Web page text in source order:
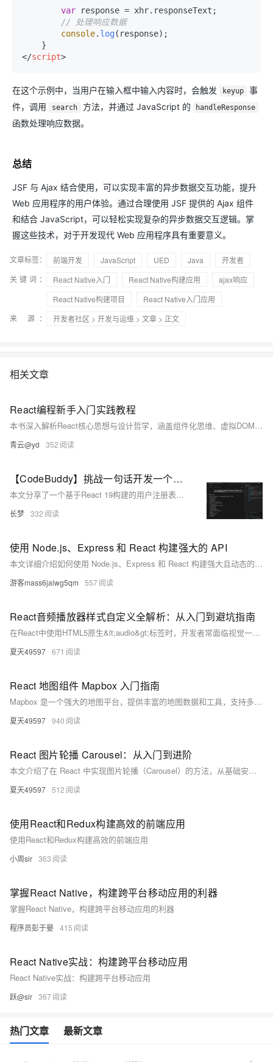
var response = xhr. responseText ;
// 处理响应数据
console. log (response);
</script>
在这个示例中，当用户在输入框中输入内容时，会触发 keyup
事
件，调用
search 方法，并通过 JavaScript 的 handleResponse
函数处理响应数据。
总结
JSF 与 Ajax 结合使用，可以实现丰富的异步数据交互功能，提升
Web 应用程序的用户体验。通过合理使用 JSF 提供的 Ajax 组件
和结合 JavaScript，可以轻松实现复杂的异步数据交互逻辑。掌
握这些技术，对于开发现代 Web 应用程序具有重要意义。
文章标签： 前端开发 JavaScript UED Java
开发者
关键词：
React Native入门 React Native构建应用
ajax响应
React Native构建项目
React Native入门应用
来 源：
开发者社区 > 开发与运维 > 文章 > 正文
相关文章
React编程新手入门实践教程
本书深入解析React核心思想与设计哲学，涵盖组件化思维、虚拟DOM原理及JSX本质，探讨函数组件与类组件特性，详解状态管理、生命周期控制及事件处理机制，帮助开发者掌握高效构建用户界面的技巧。
青云@yd 352
【CodeBuddy】挑战一句话开发一个完整项目之：React表单验证系统
本文分享了一个基于React 19构建的用户注册表单系统，采用模块化CSS和状态驱动视图更新，实现实时校验、错误提示与提交反馈等功能。核心亮点包括验证规则引擎（如密码复杂度校验）、交互反馈体系（输入框警示、按钮禁用）及加载动画优化。通过函数式更新确保状态同步，正则表达式实现多条件验证，CSS伪元素打造流畅体验。代码结构清晰，可扩展性强，适合作为React表单开发模板。文末附CodeBuddy免费下载链接，助力高效开发！
长梦 332
使用 Node.js、Express 和 React 构建强大的 API
本文详细介绍如何使用 Node.js、Express 和 React 构建强大且动态的 API。从开发环境搭建到集成 React 前端，再到利用 APIPost 高效测试 API，适合各水平开发者。内容涵盖 Node.js 运行时、Express 框架与 React 库的基础知识及协同工作方式，还涉及数据库连接和前后端数据交互。通过实际代码示例，助你快速上手并优化应用性能。
游客mass6jalwg5qm 557
React音频播放器样式自定义全解析：从入门到避坑指南
在React中使用HTML5原生&lt;audio&gt;标签时，开发者常面临视觉一致性缺失、样式定制局限和交互体验割裂等问题。通过隐藏原生控件并构建自定义UI层，可以实现完全可控的播放器视觉风格，避免状态不同步等典型问题。结合事件监听、进度条拖拽、浏览器兼容性处理及性能优化技巧，可构建高性能、可维护的音频组件，满足跨平台需求。建议优先使用成熟音频库（如react-player），仅在深度定制需求时采用原生方案。
夏天49597 671
React 地图组件 Mapbox 入门指南
Mapbox 是一个强大的地图平台，提供丰富的地图数据和工具，支持多种开发语言和框架。本文介绍如何在 React 项目中使用 Mapbox，涵盖基础概念、安装配置、基本用法、常见问题及解决方法、高级用法等内容，并通过代码示例详细说明，帮助开发者提升地图应用的开发效率和用户体验。
夏天49597 940
React 图片轮播 Carousel：从入门到进阶
本文介绍了在 React 中实现图片轮播（Carousel）的方法，从基础安装和配置 `react-slick` 开始，逐步讲解了常见问题如图片路径、性能优化、自定义样式和交互处理，以及高级话题如动态数据加载和响应式设计。通过详细示例，帮助开发者避免易错点，提升轮播图的用户体验。
夏天49597 512
使用React和Redux构建高效的前端应用
使用React和Redux构建高效的前端应用
小周sir 363
掌握React Native，构建跨平台移动应用的利器
掌握React Native，构建跨平台移动应用的利器
程序员彭于晏 415
React Native实战：构建跨平台移动应用
React Native实战：构建跨平台移动应用
跃@sir 367
热门文章 最新文章